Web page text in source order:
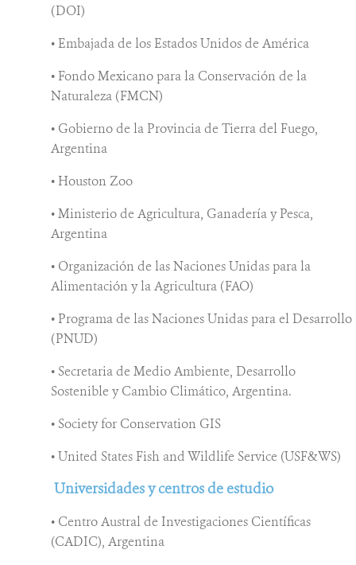
(DOI)
• Embajada de los Estados Unidos de América
• Fondo Mexicano para la Conservación de la
Naturaleza (FMCN)
• Gobierno de la Provincia de Tierra del Fuego,
Argentina
• Houston Zoo
• Ministerio de Agricultura, Ganadería y Pesca,
Argentina
• Organización de las Naciones Unidas para la
Alimentación y la Agricultura (FAO)
• Programa de las Naciones Unidas para el Desarrollo
(PNUD)
• Secretaria de Medio Ambiente, Desarrollo
Sostenible y Cambio Climático, Argentina.
• Society for Conservation GIS
• United States Fish and Wildlife Service (USF&WS)
Universidades y centros de estudio
• Centro Austral de Investigaciones Científicas
(CADIC), Argentina